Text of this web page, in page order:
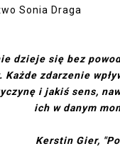
Sonia Draga
dzieje się bez
Każde zdarzenie
i jakiś sens,
ich w danym
Kerstin Gier,